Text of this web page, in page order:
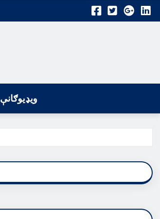
ویډیوګانې